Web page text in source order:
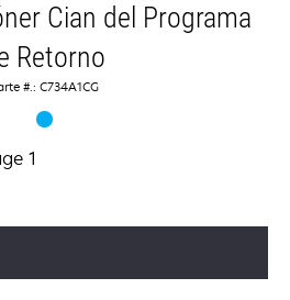
Cian del Programa
Retorno
#.: C734A1CG